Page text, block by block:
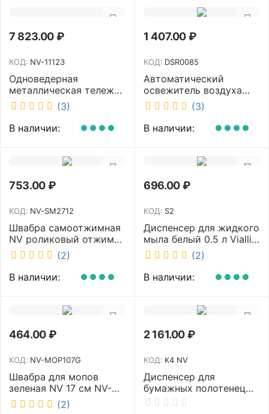
7 823.00₽
КОД: NV-11123
Одноведерная
металлическая тележка
с отжимом и корзинкой
под химию NV 23 л NV-
11123
(3)
В наличии:
1 407.00₽
КОД: DSR0085
Автоматический
освежитель воздуха
DISCOVER белый
DSR0085
(3)
В наличии:
753.00₽
КОД: NV-SM2712
Швабра самоотжимная
NV роликовый отжим
насадка PVA 27 см
телескопическая
рукоятка 70-125 см NV-
SM2712
(2)
В наличии:
696.00₽
КОД: S2
Диспенсер для жидкого
мыла белый 0.5 л Vialli
S2
(2)
В наличии:
464.00₽
КОД: NV-MOP107G
Швабра для мопов
зеленая NV 17 см NV-
MOP107G (2)
2 161.00₽
КОД: K4 NV
Диспенсер для
бумажных полотенец
NV белый K4 NV